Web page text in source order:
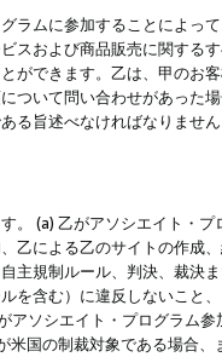
ラムに参加することによっ
スおよび商品販売に関する
ができます。乙は、甲のお
ついて問い合わせがあった
る旨述べなければなりませ
。 (a) 乙がアソシエイト・
乙による乙のサイトの作成
主規制ルール、判決、裁決
を含む）に違反しないこと
アソシエイト・プログラム
米国の制裁対象である場合